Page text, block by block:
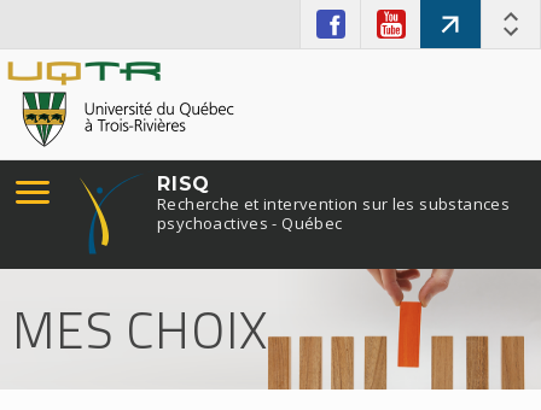
RISQ
Recherche et intervention sur les substances
psychoactives - Québec
MES CHOIX